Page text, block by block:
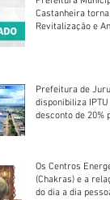
Castanheira
Revitalização e
Prefeitura de
disponibiliza
desconto de 20%
Os Centros
(Chakras) e a
do dia a dia